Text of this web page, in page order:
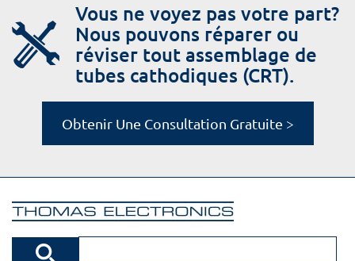
Vous ne voyez pas votre part?
Nous pouvons réparer ou
réviser tout assemblage de
tubes cathodiques (CRT).
Obtenir Une Consultation Gratuite >